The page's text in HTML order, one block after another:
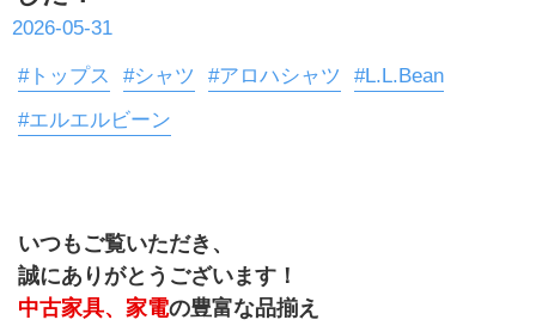
2026-05-31
#トップス #シャツ #アロハシャツ
#L.L.Bean
#エルエルビーン
いつもご覧いただき、
誠にありがとうございます！
中古家具、家電の豊富な品揃え